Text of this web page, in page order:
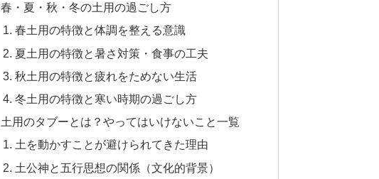
春・夏・秋・冬の土用の過ごし方
春土用の特徴と体調を整える意識
夏土用の特徴と暑さ対策・食事の工夫
秋土用の特徴と疲れをためない生活
冬土用の特徴と寒い時期の過ごし方
土用のタブーとは？やってはいけないこと一覧
土を動かすことが避けられてきた理由
土公神と五行思想の関係（文化的背景）